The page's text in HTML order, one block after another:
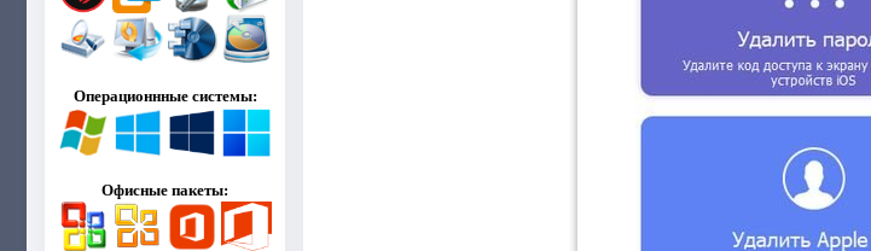
Операционнные системы:
Офисные пакеты: